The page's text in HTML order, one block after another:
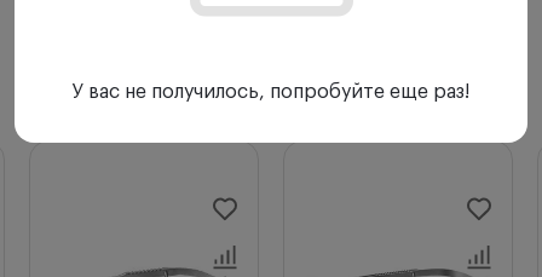
С этим товаром покупают
У вас не получилось, попробуйте еще раз!